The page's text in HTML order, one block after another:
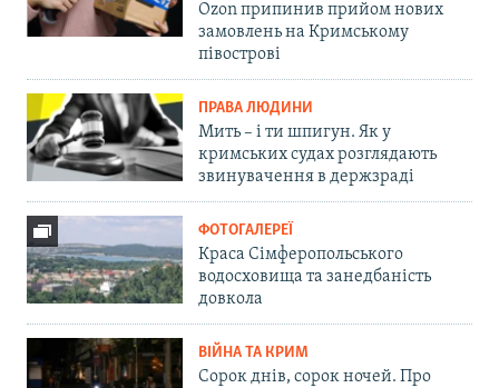
Ozon припинив прийом нових
замовлень на Кримському
півострові
ПРАВА ЛЮДИНИ
Мить – і ти шпигун. Як у
кримських судах розглядають
звинувачення в держзраді
ФОТОГАЛЕРЕЇ
Краса Сімферопольського
водосховища та занедбаність
довкола
ВІЙНА ТА КРИМ
Сорок днів, сорок ночей. Про